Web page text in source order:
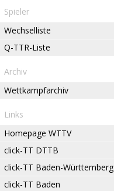
Spieler
Wechselliste
Q-TTR-Liste
Archiv
Wettkampfarchiv
Links
Homepage WTTV
click-TT DTTB
click-TT Baden-Württemberg
click-TT Baden